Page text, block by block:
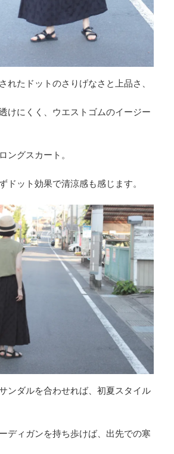
れたドットのさりげなさと上品さ、
けにくく、ウエストゴムのイージー
ングスカート。
ドット効果で清涼感も感じます。
ンダルを合わせれば、初夏スタイル
ディガンを持ち歩けば、出先での寒